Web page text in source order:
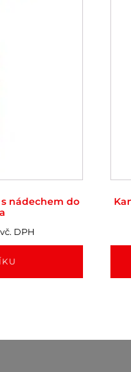
nádechem do
vč. DPH